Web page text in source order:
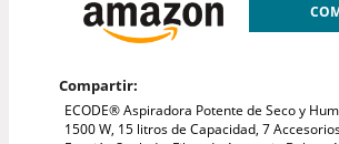
Compartir:
ECODE® Aspiradora Potente de Seco y
1500 W, 15 litros de Capacidad, 7